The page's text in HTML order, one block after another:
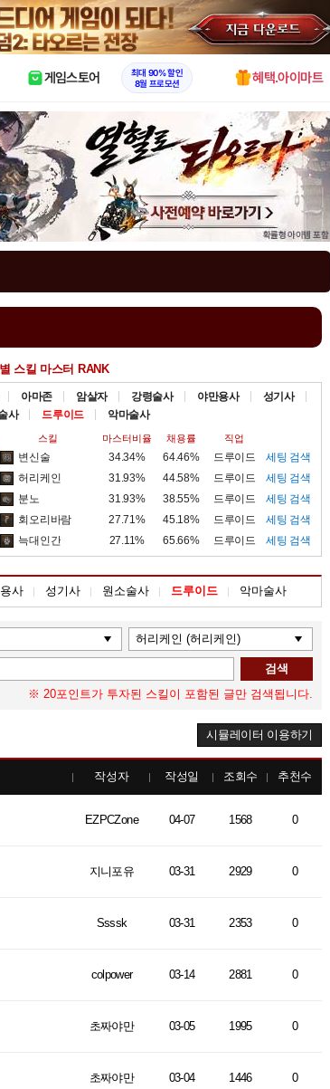
X
게임스토어
최대 90% 할인
8월 프로모션
혜택.아이마트
스킬 마스터 RANK
아마존 암살자 강령술사 야만용사
성기사
사
드루이드 악마술사
스킬 마스터비율 채용률 직업
변신술 34.34% 64.46% 드루이드 세팅 검색
허리케인 31.93% 44.58% 드루이드 세팅 검색
분노 31.93% 38.55% 드루이드 세팅 검색
회오리바람 27.71% 45.18% 드루이드 세팅 검색
늑대인간 27.11% 65.66% 드루이드 세팅 검색
사 성기사 원소술사 드루이드 악마술사
검색
※ 20포인트가 투자된 스킬이 포함된 글만 검색됩니다.
시뮬레이터 이용하기
작성자 작성일 조회수 추천수
EZPCZone 04-07 1568 0
지니포유 03-31 2929 0
Ssssk 03-31 2353 0
colpower 03-14 2881 0
초짜야만 03-05 1995 0
초짜야만 03-04 1446 0